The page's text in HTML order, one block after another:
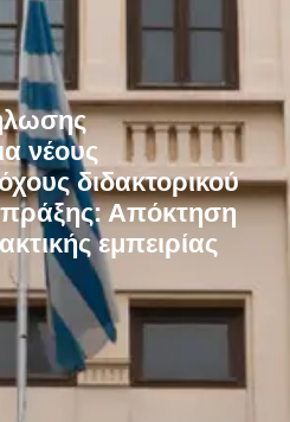
νέους
διδακτορικού
πράξης: Απόκτηση
εμπειρίας